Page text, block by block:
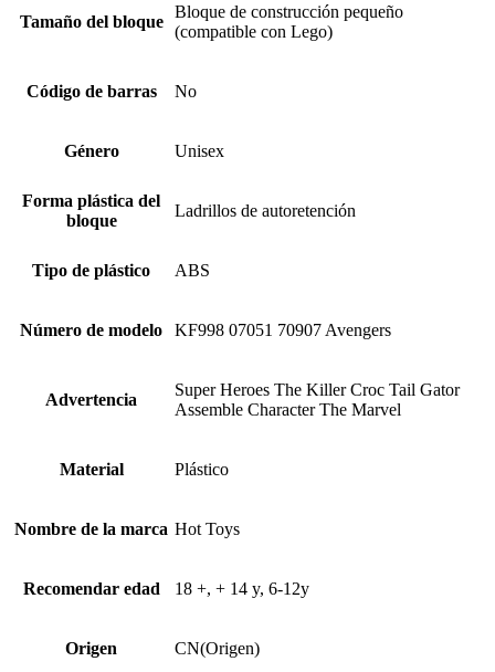
Tamaño del bloque
Bloque de construcción pequeño
(compatible con Lego)
Código de barras No
Género Unisex
Forma plástica del
bloque
Ladrillos de autoretención
Tipo de plástico ABS
Número de modelo KF998 07051 70907 Avengers
Advertencia
Super Heroes The Killer Croc Tail Gator
Assemble Character The Marvel
Material Plástico
Nombre de la marca Hot Toys
Recomendar edad 18 +, + 14 y, 6-12y
Origen CN(Origen)